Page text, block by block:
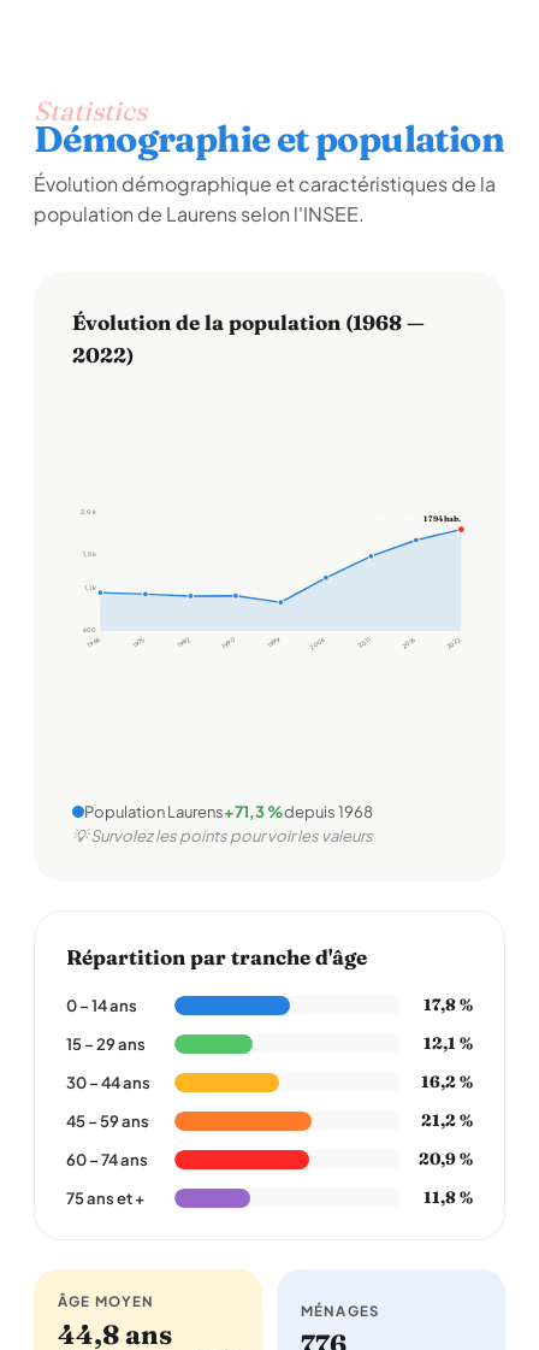
Statistics
Démographie et population
Évolution démographique et caractéristiques de la
population de Laurens selon l'INSEE.
Évolution de la population (1968 —
2022)
600
1,1 k
1,5 k
2,0 k
1968 1975 1982 1990 1999 2006 2011 2016 2022
1 794 hab.
Population Laurens+71,3 %depuis 1968
💡 Survolez les points pour voir les valeurs
Répartition par tranche d'âge
0 – 14 ans 17,8 %
15 – 29 ans 12,1 %
30 – 44 ans 16,2 %
45 – 59 ans 21,2 %
60 – 74 ans 20,9 %
75 ans et + 11,8 %
ÂGE MOYEN
44,8 ans
MÉNAGES